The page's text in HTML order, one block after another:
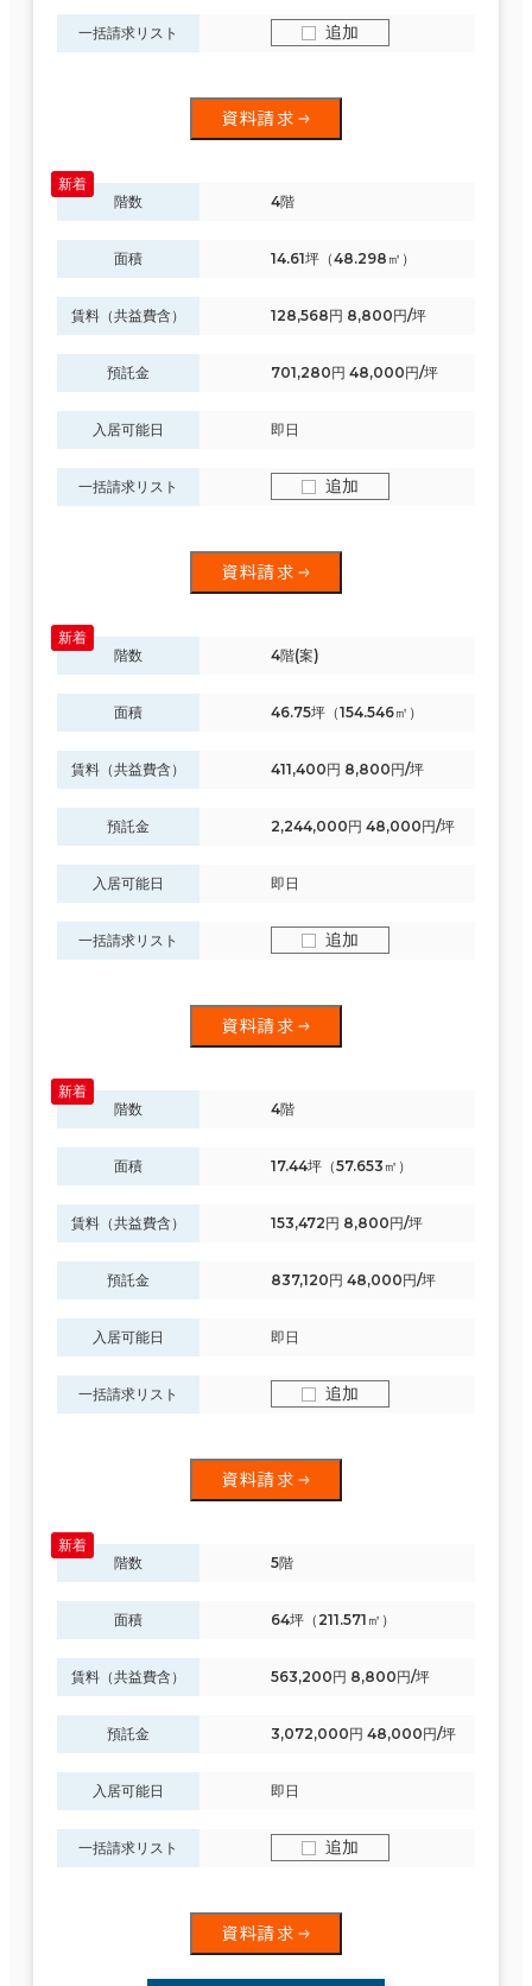
一括請求リスト 追加
資料請求
階数 4階
面積 14.61坪（48.298㎡）
賃料（共益費含） 128,568円 8,800円/坪
預託金 701,280円 48,000円/坪
入居可能日 即日
一括請求リスト 追加
資料請求
階数 4階(案)
面積 46.75坪（154.546㎡）
賃料（共益費含） 411,400円 8,800円/坪
預託金 2,244,000円 48,000円/坪
入居可能日 即日
一括請求リスト 追加
資料請求
階数 4階
面積 17.44坪（57.653㎡）
賃料（共益費含） 153,472円 8,800円/坪
預託金 837,120円 48,000円/坪
入居可能日 即日
一括請求リスト 追加
資料請求
階数 5階
面積 64坪（211.571㎡）
賃料（共益費含） 563,200円 8,800円/坪
預託金 3,072,000円 48,000円/坪
入居可能日 即日
一括請求リスト 追加
資料請求
エリアを追加・変更する
青森県
岩手県 (137)
秋田県
山形県
該当数 8室
この条件で検索する
条件で絞り込む
現在の条件
面積選択
複数フロアを含む
月総額
賃料非公開物件を含む
駅徒歩
3分以内
5分以内
即入居可能
3か月以内
６か月以内
築年数
10年以内
20年以内 30年以内